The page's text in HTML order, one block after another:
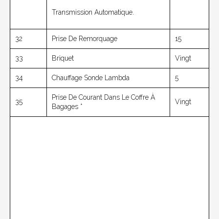
Transmission Automatique.
32 Prise De Remorquage 15
33 Briquet Vingt
34 Chauffage Sonde Lambda 5
35
Prise De Courant Dans Le Coffre À
Bagages *
Vingt